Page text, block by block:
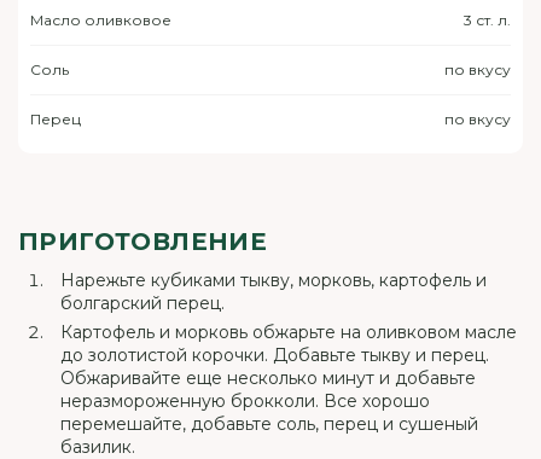
Масло оливковое 3 ст. л.
Соль по вкусу
Перец по вкусу
ПРИГОТОВЛЕНИЕ
Нарежьте кубиками тыкву, морковь, картофель и
болгарский перец.
Картофель и морковь обжарьте на оливковом масле
до золотистой корочки. Добавьте тыкву и перец.
Обжаривайте еще несколько минут и добавьте
неразмороженную брокколи. Все хорошо
перемешайте, добавьте соль, перец и сушеный
базилик.